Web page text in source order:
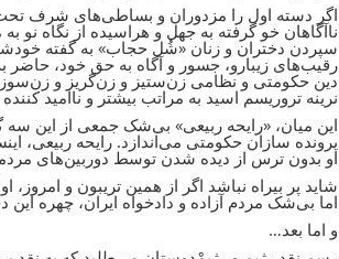
اگر دسته اول را مزدوران و بساطی‌های شرف
ناآگاهان خو گرفته به جهل و هراسیده از نگاه نو
سپردن دختران و زنان «شُل حجاب» به گفته
رقیب‌های زیبارو، جسور و آگاه به حق خود، حاضر
دین حکومتی و نظامی زن‌ستیز و زن‌گریز و
نرینه تروریسم اسید به مراتب بیشتر و ناامید
این میان، «رایحه ربیعی» بی‌شک جمعی از این
پرونده سازان حکومتی می‌اندازد. رایحه
او بدون ترس از دیده شدن توسط دوربین‌های
شاید پر بیراه نباشد اگر از همین تریبون و امروز،
اما بی‌شک مردم آزاده و دادخواه ایران، چهره این
و اما بعد…